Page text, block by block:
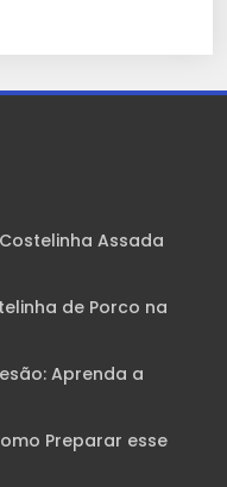
Assada
de Porco na
Aprenda a
Preparar esse